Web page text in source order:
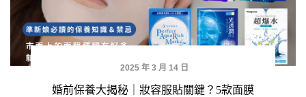
2025 年 3 月 14 日
婚前保養大揭秘｜妝容服貼關鍵？5款面膜